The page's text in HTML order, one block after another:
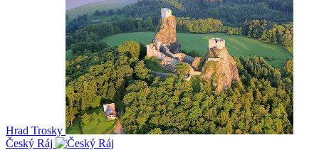
Hrad Trosky
Český Ráj